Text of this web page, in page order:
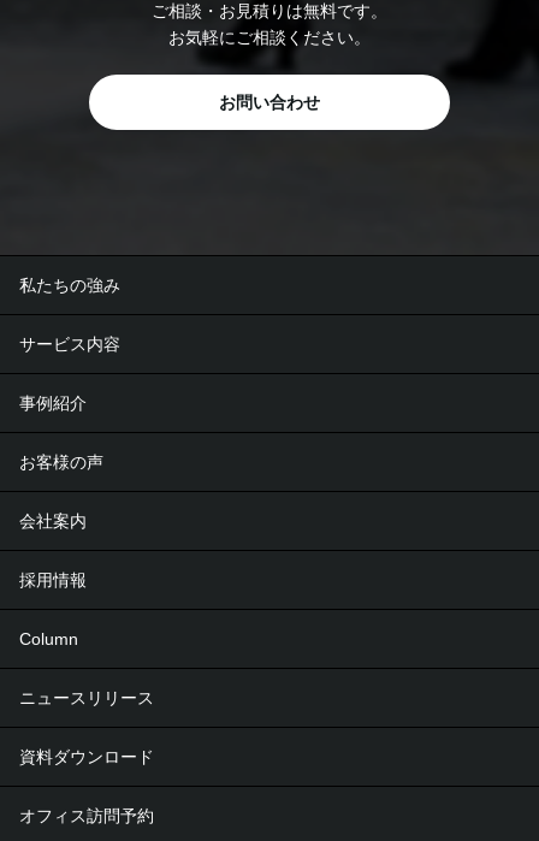
ご相談・お見積りは無料です。
お気軽にご相談ください。
お問い合わせ
私たちの強み
サービス内容
事例紹介
お客様の声
会社案内
採用情報
Column
ニュースリリース
資料ダウンロード
オフィス訪問予約